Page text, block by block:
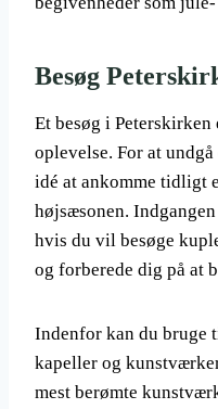
Besøg
Et besøg i
oplevelse. For at
idé at ankomme tidligt
højsæsonen.
hvis du vil besøge
og forberede dig på at
Indenfor kan du bruge
kapeller og
mest berømte